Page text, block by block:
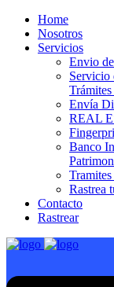
Home
Nosotros
Servicios
Envio
Servicio
Envía
REAL
Banco
Rastrea
Contacto
Rastrear